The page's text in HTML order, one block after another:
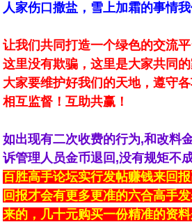
人家伤口撒盐，雪上加霜的事情
让我们共同打造一个绿色的交流
这里没有欺骗，这里是大家共同
大家要维护好我们的天地，遵守
相互监督！互助共赢！
如出现有二次收费的行为,和改料
诉管理人员金币退回,没有规矩不
百胜高手论坛实行发帖赚钱来回
回报才会有更多更准的六合高手
来的，几十元购买一份精准的资